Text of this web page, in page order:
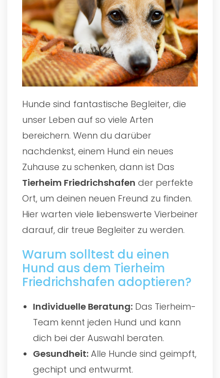
Hunde sind fantastische Begleiter, die
unser Leben auf so viele Arten
bereichern. Wenn du darüber
nachdenkst, einem Hund ein neues
Zuhause zu schenken, dann ist Das
Tierheim Friedrichshafen der perfekte
Ort, um deinen neuen Freund zu finden.
Hier warten viele liebenswerte Vierbeiner
darauf, dir treue Begleiter zu werden.
Warum solltest du einen
Hund aus dem Tierheim
Friedrichshafen adoptieren?
Individuelle Beratung: Das Tierheim-
Team kennt jeden Hund und kann
dich bei der Auswahl beraten.
Gesundheit: Alle Hunde sind geimpft,
gechipt und entwurmt.